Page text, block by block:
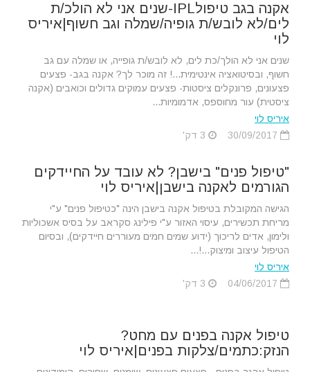
אקנה בגב טיפולIPL-שנים אני לא הולכ/ת
לים/לא לובש/ת גופיה/שמלה וגב חשוף|איריס
לוי
שנים אני לא הולך/כת לים, לא לובש/ת גופייה, או שמלה עם גב
חשוף, ובסיטואציה אינטימית...! זה מוכר לך? אקנה בגב- פצעים
פצעונים, פרונקלים ציסטות- פצעים עמוקים גדולים וכואבים (אקנה
ציסטית) עור מחוספס, אדמומיות...
איריס לוי
"טיפול פנים" בישבן? לא עובד על החיידקים
הגורמים לאקנה בישבן|איריס לוי
הגישה המקובלת בטיפול אקנה בישבן הינה "כטיפול פנים" ע"י
מריחת תכשירים, עיסוי האזור ע"י פילינג סקראב על בסיס אשכוליות
ולימון, אדים לריכוך (ידוע שמים חמים מעוררים חיידקים), ובסיום
הטיפול עיצוב ומיצוק...!...
איריס לוי
טיפול אקנה בפנים עם מחט?
הנזק:כתמים/צלקות בפנים|איריס לוי